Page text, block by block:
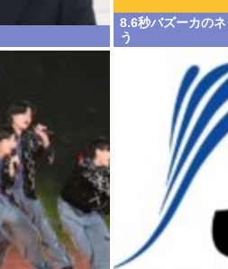
8.6秒バズーカの
う